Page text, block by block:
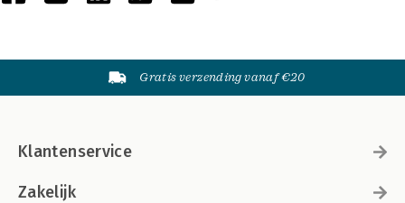
Gratis verzending vanaf €20
Klantenservice
Zakelijk